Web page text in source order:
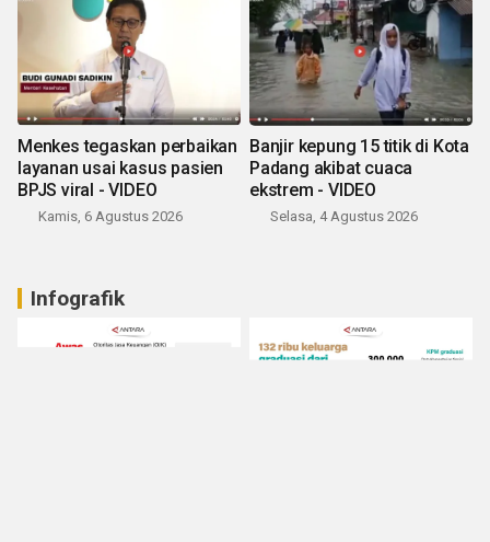
Menkes tegaskan perbaikan
layanan usai kasus pasien
BPJS viral - VIDEO
Kamis, 6 Agustus 2026
Banjir kepung 15 titik di Kota
Padang akibat cuaca
ekstrem - VIDEO
Selasa, 4 Agustus 2026
Infografik